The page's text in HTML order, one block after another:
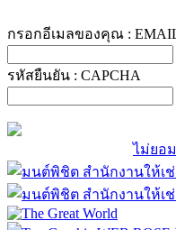
กรอกอีเมลของคุณ :
รหัสยืนยัน : CAPCHA
ไม่ยอม